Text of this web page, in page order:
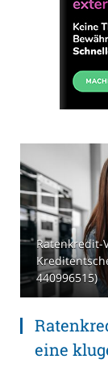
Ratenkredit-
440996515)
eine